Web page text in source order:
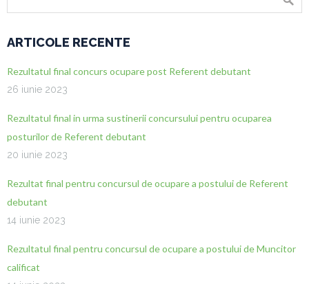
ARTICOLE RECENTE
Rezultatul final concurs ocupare post Referent debutant
26 iunie 2023
Rezultatul final in urma sustinerii concursului pentru ocuparea
posturilor de Referent debutant
20 iunie 2023
Rezultat final pentru concursul de ocupare a postului de Referent
debutant
14 iunie 2023
Rezultatul final pentru concursul de ocupare a postului de Muncitor
calificat